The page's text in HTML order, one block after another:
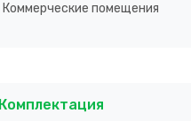
Коммерческие помещения
Комплектация